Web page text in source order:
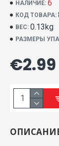
НАЛИЧИЕ: 6
КОД ТОВАРА:
ВЕС: 0.13kg
РАЗМЕРЫ
€2.99